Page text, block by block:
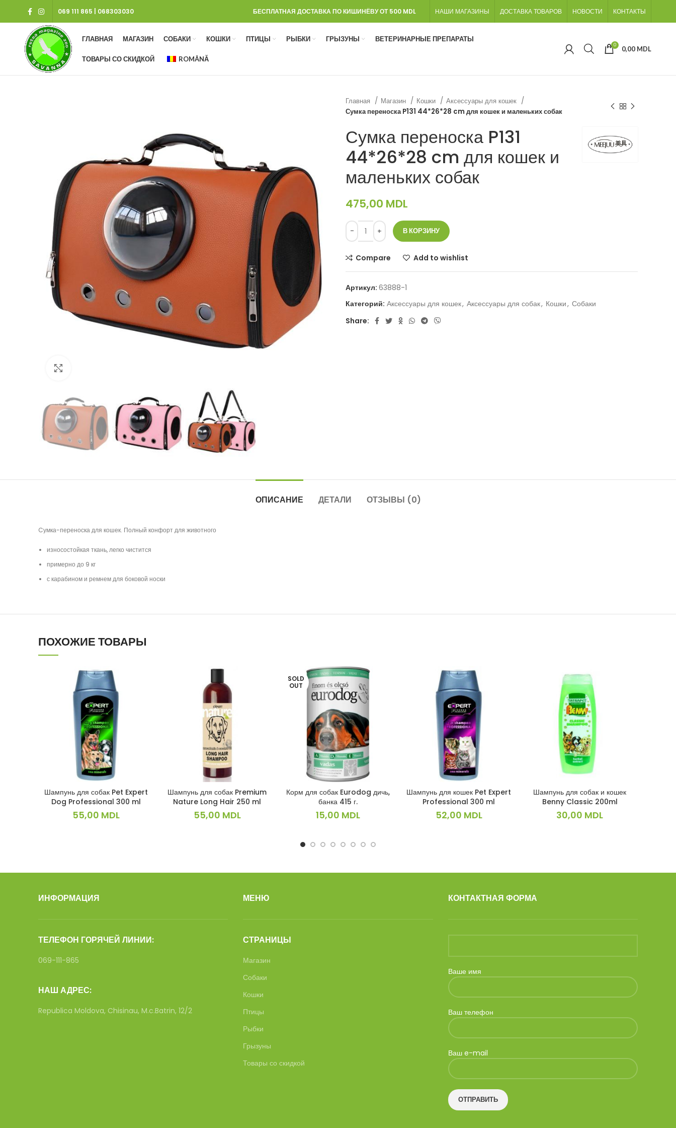
069 111 865 068303030 БЕСПЛАТНАЯ ДОСТАВКА ПО КИШИНЁВУ ОТ 500 MDL НАШИ МАГАЗИНЫ ДОСТАВКА ТОВАРОВ НОВОСТИ КОНТАКТЫ
ГЛАВНАЯ МАГАЗИН СОБАКИ КОШКИ ПТИЦЫ РЫБКИ ГРЫЗУНЫ ВЕТЕРИНАРНЫЕ ПРЕПАРАТЫ
ТОВАРЫ СО СКИДКОЙ ROMÂNĂ
0 0,00 MDL
Главная Магазин Кошки
Аксессуары для кошек
Сумка переноска P131 44*26*28 cm для кошек и маленьких собак
Сумка переноска P131
44*26*28 cm для кошек и
маленьких собак
475,00 MDL
В КОРЗИНУ
Compare Add to wishlist
Артикул: 63888-1
Категорий: Аксессуары для кошек, Аксессуары для собак, Кошки, Собаки
Share:
ОПИСАНИЕ ДЕТАЛИ ОТЗЫВЫ (0)
Cумка-переноска для кошек. Полный конфорт для животного
износостойкая ткань, легко чистится
примерно до 9 кг
с карабином и ремнем для боковой носки
ПОХОЖИЕ ТОВАРЫ
В КОРЗИНУ
Шампунь для собак Pet Expert
Dog Professional 300 ml
55,00 MDL
В КОРЗИНУ
Шампунь для собак Premium
Nature Long Hair 250 ml
55,00 MDL
SOLD
OUT
ПОДРОБНЕЕ
Корм для собак Eurodog дичь,
банка 415 г.
15,00 MDL
В КОРЗИНУ
Шампунь для кошек Pet Expert
Professional 300 ml
52,00 MDL
В КОРЗИНУ
Шампунь для собак и кошек
Benny Classic 200ml
30,00 MDL
ИНФОРМАЦИЯ
ТЕЛЕФОН ГОРЯЧЕЙ ЛИНИИ:
069-111-865
НАШ АДРЕС:
Republica Moldova, Chisinau, M.c.Batrin, 12/2
МЕНЮ
СТРАНИЦЫ
Магазин
Собаки
Кошки
Птицы
Рыбки
Грызуны
Товары со скидкой
КОНТАКТНАЯ ФОРМА
Ваше имя
Ваш телефон
Ваш e-mail